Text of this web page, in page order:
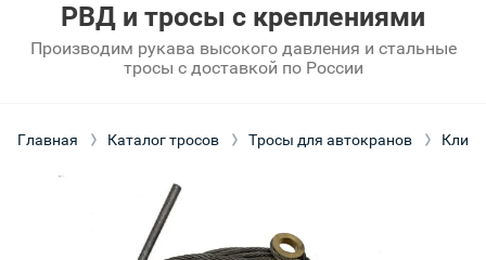
Партнерам
РВД и тросы с креплениями
Производим рукава высокого давления и стальные
тросы с доставкой по России
Главная Каталог тросов Тросы для автокранов